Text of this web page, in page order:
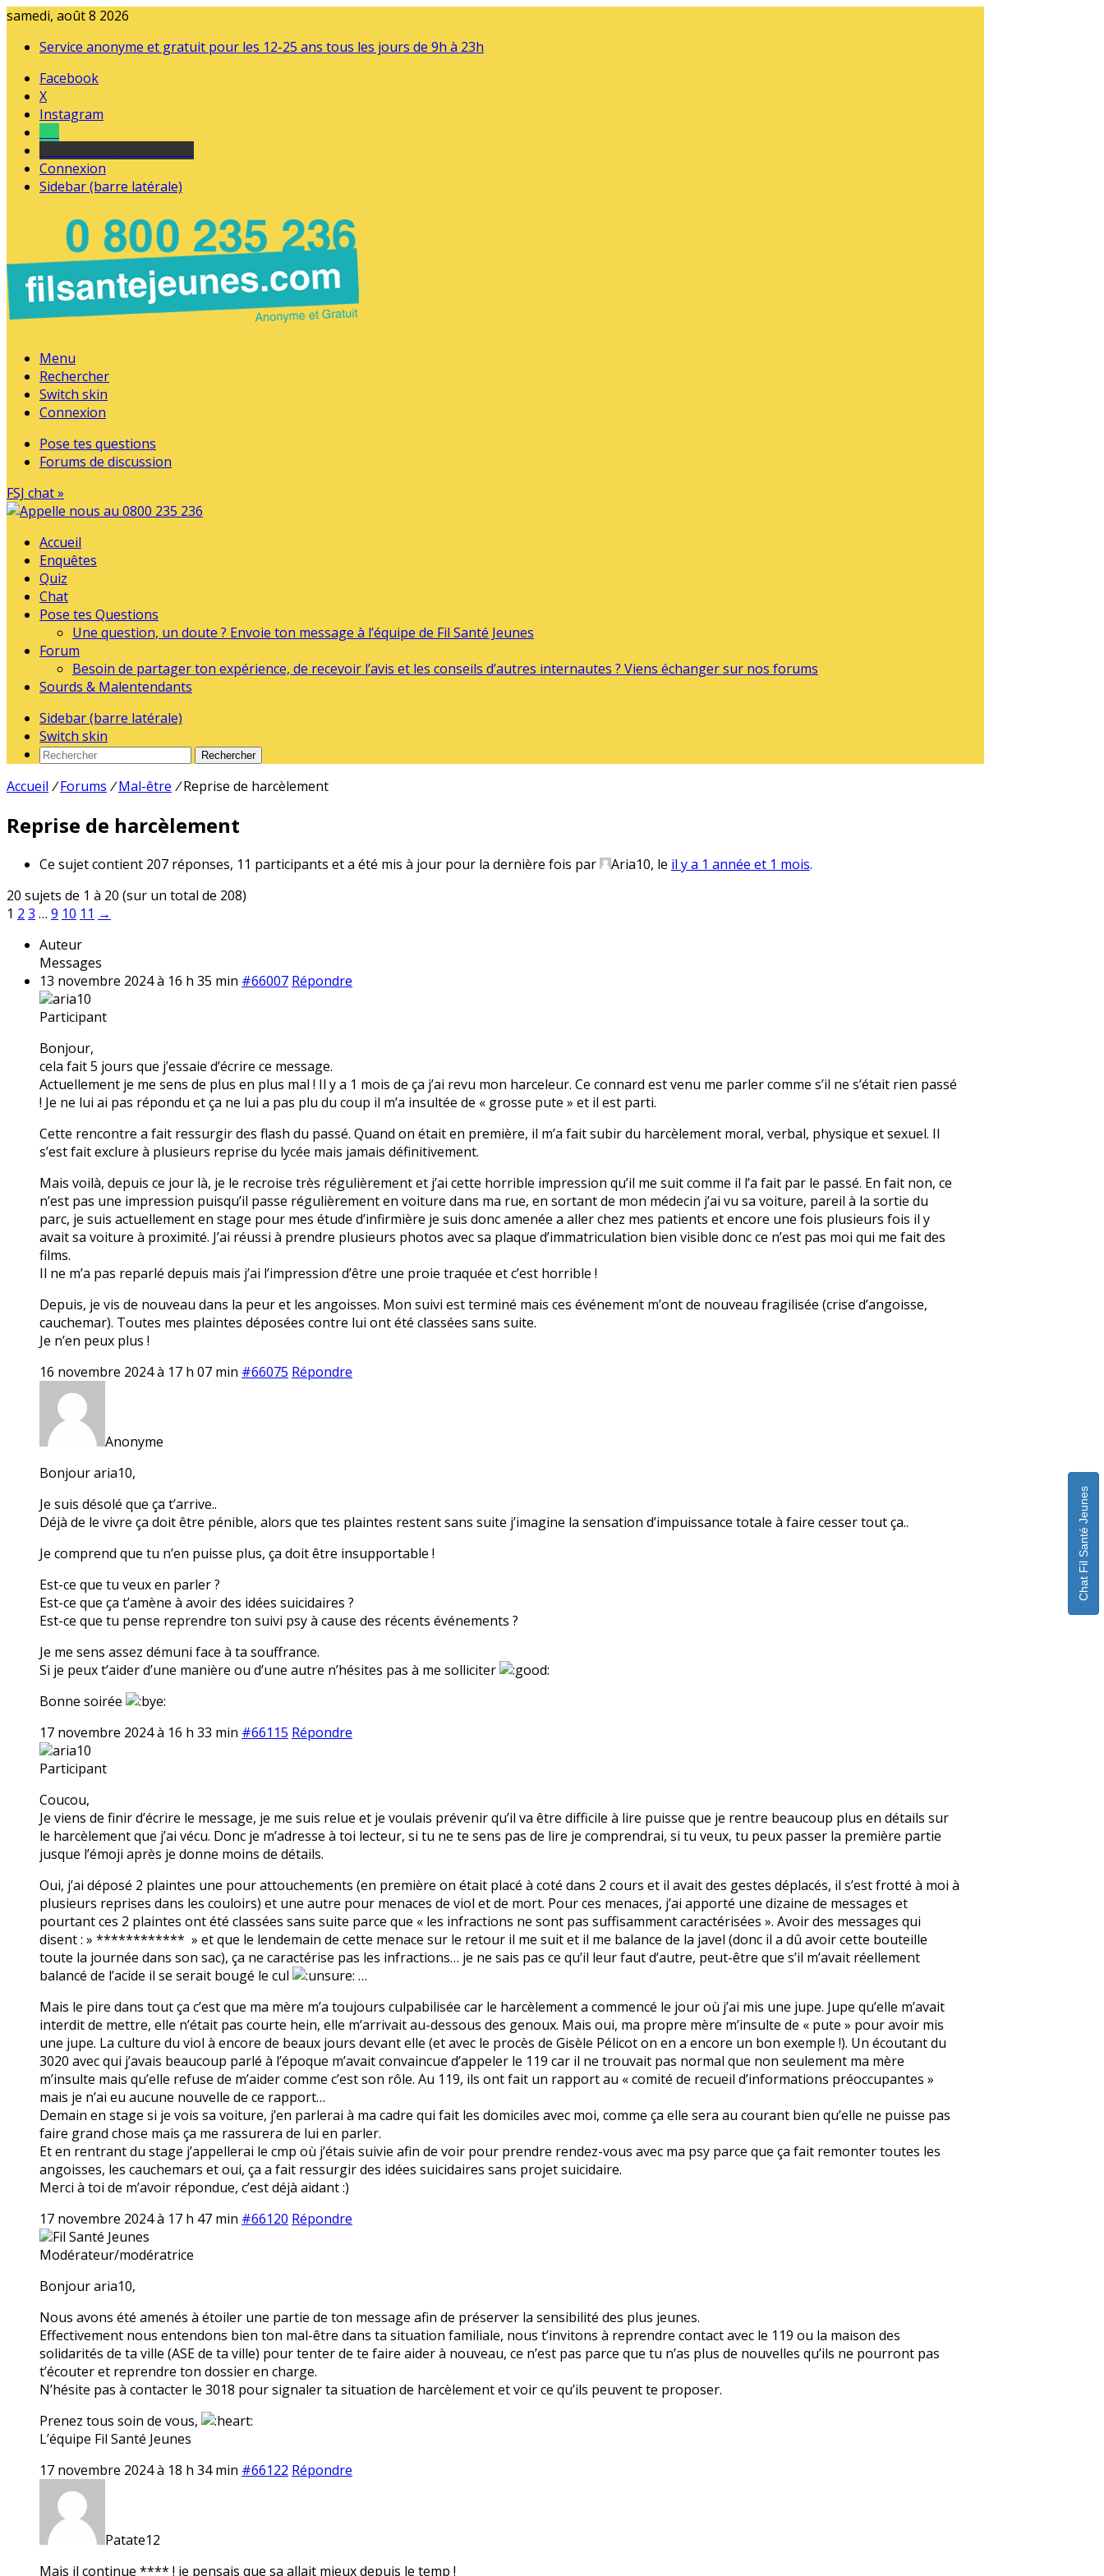
samedi, août 8 2026
Service anonyme et gratuit pour les 12-25 ans tous les jours de 9h à 23h
Facebook
X
Instagram
Connexion
Sidebar (barre latérale)
Menu
Rechercher
Switch skin
Connexion
Pose tes questions
Forums de discussion
FSJ chat »
Accueil
Enquêtes
Quiz
Chat
Pose tes Questions
Une question, un doute ? Envoie ton message à l’équipe de Fil Santé Jeunes
Forum
Besoin de partager ton expérience, de recevoir l’avis et les conseils d’autres internautes ? Viens échanger sur nos forums
Sourds & Malentendants
Sidebar (barre latérale)
Switch skin
Rechercher
Accueil / Forums / Mal-être / Reprise de harcèlement
Reprise de harcèlement
Ce sujet contient 207 réponses, 11 participants et a été mis à jour pour la dernière fois par Aria10, le il y a 1 année et 1 mois.
20 sujets de 1 à 20 (sur un total de 208)
1 2 3 … 9 10 11 →
Auteur
Messages
13 novembre 2024 à 16 h 35 min #66007 Répondre
aria10
Participant
Bonjour,
cela fait 5 jours que j’essaie d’écrire ce message.
Actuellement je me sens de plus en plus mal ! Il y a 1 mois de ça j’ai revu mon harceleur. Ce connard est venu me parler comme s’il ne s’était rien passé
! Je ne lui ai pas répondu et ça ne lui a pas plu du coup il m’a insultée de « grosse pute » et il est parti.
Cette rencontre a fait ressurgir des flash du passé. Quand on était en première, il m’a fait subir du harcèlement moral, verbal, physique et sexuel. Il
s’est fait exclure à plusieurs reprise du lycée mais jamais définitivement.
Mais voilà, depuis ce jour là, je le recroise très régulièrement et j’ai cette horrible impression qu’il me suit comme il l’a fait par le passé. En fait non, ce
n’est pas une impression puisqu’il passe régulièrement en voiture dans ma rue, en sortant de mon médecin j’ai vu sa voiture, pareil à la sortie du
parc, je suis actuellement en stage pour mes étude d’infirmière je suis donc amenée a aller chez mes patients et encore une fois plusieurs fois il y
avait sa voiture à proximité. J’ai réussi à prendre plusieurs photos avec sa plaque d’immatriculation bien visible donc ce n’est pas moi qui me fait des
films.
Il ne m’a pas reparlé depuis mais j’ai l’impression d’être une proie traquée et c’est horrible !
Depuis, je vis de nouveau dans la peur et les angoisses. Mon suivi est terminé mais ces événement m’ont de nouveau fragilisée (crise d’angoisse,
cauchemar). Toutes mes plaintes déposées contre lui ont été classées sans suite.
Je n’en peux plus !
16 novembre 2024 à 17 h 07 min #66075 Répondre
Anonyme
Bonjour aria10,
Je suis désolé que ça t’arrive..
Déjà de le vivre ça doit être pénible, alors que tes plaintes restent sans suite j’imagine la sensation d’impuissance totale à faire cesser tout ça..
Je comprend que tu n’en puisse plus, ça doit être insupportable !
Est-ce que tu veux en parler ?
Est-ce que ça t’amène à avoir des idées suicidaires ?
Est-ce que tu pense reprendre ton suivi psy à cause des récents événements ?
Je me sens assez démuni face à ta souffrance.
Si je peux t’aider d’une manière ou d’une autre n’hésites pas à me solliciter
Bonne soirée
17 novembre 2024 à 16 h 33 min #66115 Répondre
aria10
Participant
Coucou,
Je viens de finir d’écrire le message, je me suis relue et je voulais prévenir qu’il va être difficile à lire puisse que je rentre beaucoup plus en détails sur
le harcèlement que j’ai vécu. Donc je m’adresse à toi lecteur, si tu ne te sens pas de lire je comprendrai, si tu veux, tu peux passer la première partie
jusque l’émoji après je donne moins de détails.
Oui, j’ai déposé 2 plaintes une pour attouchements (en première on était placé à coté dans 2 cours et il avait des gestes déplacés, il s’est frotté à moi à
plusieurs reprises dans les couloirs) et une autre pour menaces de viol et de mort. Pour ces menaces, j’ai apporté une dizaine de messages et
pourtant ces 2 plaintes ont été classées sans suite parce que « les infractions ne sont pas suffisamment caractérisées ». Avoir des messages qui
disent : » ************ » et que le lendemain de cette menace sur le retour il me suit et il me balance de la javel (donc il a dû avoir cette bouteille
toute la journée dans son sac), ça ne caractérise pas les infractions… je ne sais pas ce qu’il leur faut d’autre, peut-être que s’il m’avait réellement
balancé de l’acide il se serait bougé le cul
…
Mais le pire dans tout ça c’est que ma mère m’a toujours culpabilisée car le harcèlement a commencé le jour où j’ai mis une jupe. Jupe qu’elle m’avait
interdit de mettre, elle n’était pas courte hein, elle m’arrivait au-dessous des genoux. Mais oui, ma propre mère m’insulte de « pute » pour avoir mis
une jupe. La culture du viol à encore de beaux jours devant elle (et avec le procès de Gisèle Pélicot on en a encore un bon exemple !). Un écoutant du
3020 avec qui j’avais beaucoup parlé à l’époque m’avait convaincue d’appeler le 119 car il ne trouvait pas normal que non seulement ma mère
m’insulte mais qu’elle refuse de m’aider comme c’est son rôle. Au 119, ils ont fait un rapport au « comité de recueil d’informations préoccupantes »
mais je n’ai eu aucune nouvelle de ce rapport…
Demain en stage si je vois sa voiture, j’en parlerai à ma cadre qui fait les domiciles avec moi, comme ça elle sera au courant bien qu’elle ne puisse pas
faire grand chose mais ça me rassurera de lui en parler.
Et en rentrant du stage j’appellerai le cmp où j’étais suivie afin de voir pour prendre rendez-vous avec ma psy parce que ça fait remonter toutes les
angoisses, les cauchemars et oui, ça a fait ressurgir des idées suicidaires sans projet suicidaire.
Merci à toi de m’avoir répondue, c’est déjà aidant :)
17 novembre 2024 à 17 h 47 min #66120 Répondre
Fil Santé Jeunes
Modérateur/modératrice
Bonjour aria10,
Nous avons été amenés à étoiler une partie de ton message afin de préserver la sensibilité des plus jeunes.
Effectivement nous entendons bien ton mal-être dans ta situation familiale, nous t’invitons à reprendre contact avec le 119 ou la maison des
solidarités de ta ville (ASE de ta ville) pour tenter de te faire aider à nouveau, ce n’est pas parce que tu n’as plus de nouvelles qu’ils ne pourront pas
t’écouter et reprendre ton dossier en charge.
N’hésite pas à contacter le 3018 pour signaler ta situation de harcèlement et voir ce qu’ils peuvent te proposer.
Prenez tous soin de vous,
L’équipe Fil Santé Jeunes
17 novembre 2024 à 18 h 34 min #66122 Répondre
Patate12
Mais il continue **** ! je pensais que sa allait mieux depuis le temp !
Chat Fil Santé Jeunes